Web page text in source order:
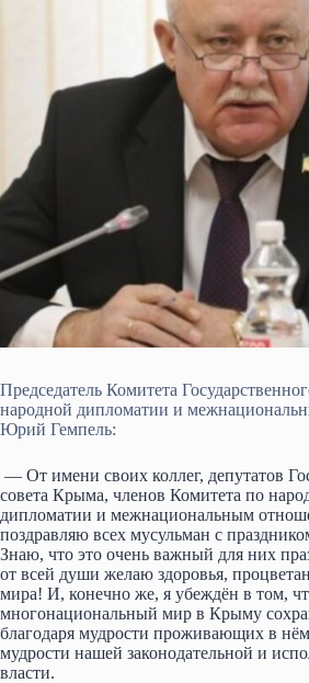
Председатель Комитета
народной дипломатии и
Юрий Гемпель:
— От имени своих коллег, депутатов
совета Крыма, членов Комитета по
дипломатии и межнациональным
поздравляю всех мусульман с
Знаю, что это очень важный для них
от всей души желаю здоровья,
мира! И, конечно же, я убеждён в том,
многонациональный мир в Крыму
благодаря мудрости проживающих в
мудрости нашей законодательной и
власти.